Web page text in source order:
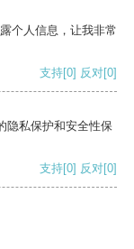
个人信息，让我非常
支持[0] 反对[0]
隐私保护和安全性保
支持[0] 反对[0]